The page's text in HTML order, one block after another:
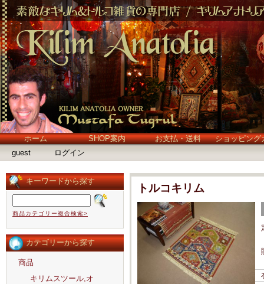
ホーム SHOP案内 お支払・送料
ショッピング
guest
ログイン
キーワードから探す
商品カテゴリー複合検索>
カテゴリーから探す
商品
キリムスツール,オ
トルコキリム